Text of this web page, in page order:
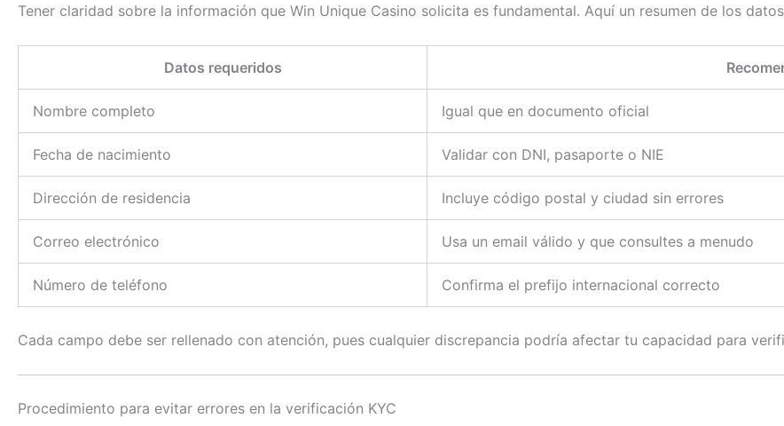
Tener claridad sobre la información que Win Unique Casino solicita es fundamental. Aquí un resumen de los
Datos requeridos
Nombre completo Igual que en documento oficial
Fecha de nacimiento Validar con DNI, pasaporte o NIE
Dirección de residencia Incluye código postal y ciudad sin errores
Correo electrónico Usa un email válido y que consultes a menudo
Número de teléfono Confirma el prefijo internacional correcto
Cada campo debe ser rellenado con atención, pues cualquier discrepancia podría afectar tu capacidad para
Procedimiento para evitar errores en la verificación KYC